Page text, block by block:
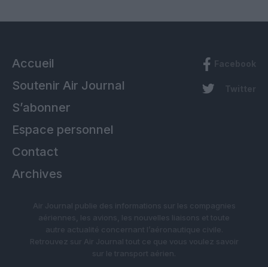
Accueil
Soutenir Air Journal
S’abonner
Espace personnel
Contact
Archives